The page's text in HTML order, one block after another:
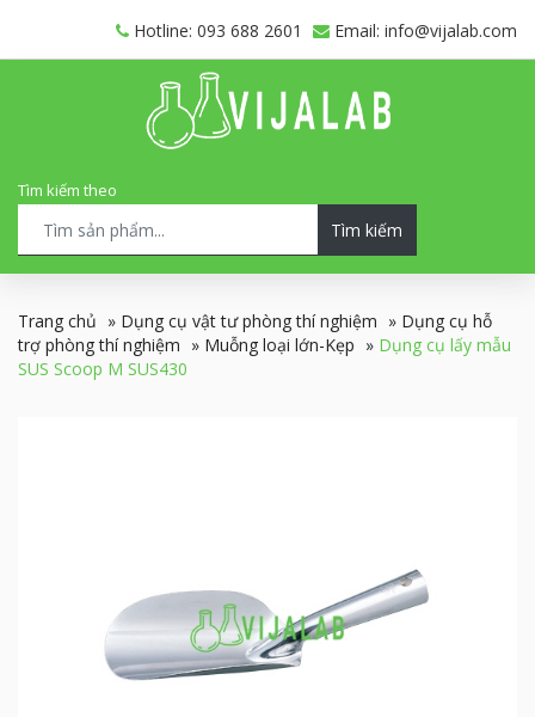
Hotline: 093 688 2601 Email: info@vijalab.com
Tìm kiếm theo
Tìm kiếm
Trang chủ » Dụng cụ vật tư phòng thí nghiệm » Dụng cụ hỗ
trợ phòng thí nghiệm » Muỗng loại lớn-Kẹp » Dụng cụ lấy mẫu
SUS Scoop M SUS430